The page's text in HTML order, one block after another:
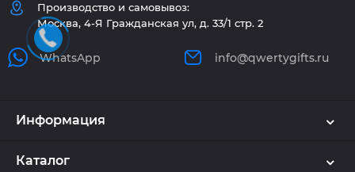
Производство и самовывоз:
Москва, 4-Я Гражданская ул, д. 33/1 стр. 2
WhatsApp info@qwertygifts.ru
Информация
Каталог